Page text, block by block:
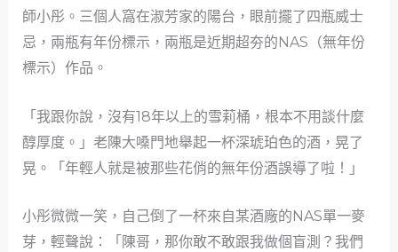
師小彤。三個人窩在淑芳家的陽台，眼前擺了四瓶威士
忌，兩瓶有年份標示，兩瓶是近期超夯的NAS（無年份
標示）作品。
「我跟你說，沒有18年以上的雪莉桶，根本不用談什麼
醇厚度。」老陳大嗓門地舉起一杯深琥珀色的酒，晃了
晃。「年輕人就是被那些花俏的無年份酒誤導了啦！」
小彤微微一笑，自己倒了一杯來自某酒廠的NAS單一麥
芽，輕聲說：「陳哥，那你敢不敢跟我做個盲測？我們